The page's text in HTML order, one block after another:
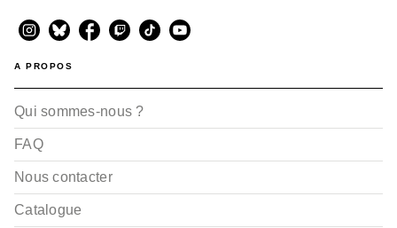
A PROPOS
Qui sommes-nous ?
FAQ
Nous contacter
Catalogue